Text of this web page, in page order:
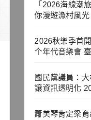
「2026海線潮
你漫遊漁村風光
2026秋樂季首
个年代音樂會
國民黨議員：
讓資訊透明化
蕭美琴肯定梁